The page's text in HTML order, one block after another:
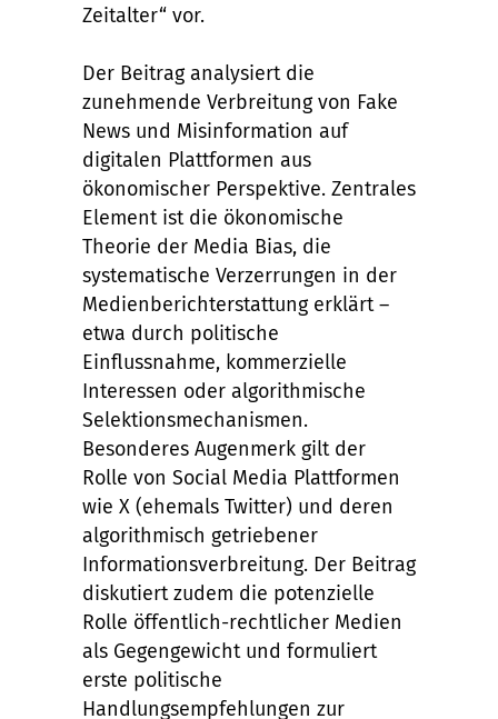
Zeitalter“ vor.
Der Beitrag analysiert die
zunehmende Verbreitung von Fake
News und Misinformation auf
digitalen Plattformen aus
ökonomischer Perspektive. Zentrales
Element ist die ökonomische
Theorie der Media Bias, die
systematische Verzerrungen in der
Medienberichterstattung erklärt –
etwa durch politische
Einflussnahme, kommerzielle
Interessen oder algorithmische
Selektionsmechanismen.
Besonderes Augenmerk gilt der
Rolle von Social Media Plattformen
wie X (ehemals Twitter) und deren
algorithmisch getriebener
Informationsverbreitung. Der Beitrag
diskutiert zudem die potenzielle
Rolle öffentlich-rechtlicher Medien
als Gegengewicht und formuliert
erste politische
Handlungsempfehlungen zur